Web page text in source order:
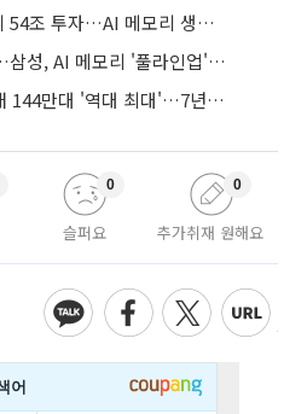
SK하이닉스, 용인·청주에 54조 투자…AI 메모리 생산기지 키운다
D램·낸드 모두 세계 1위…삼성, AI 메모리 '풀라인업'으로 승부
갤럭시 Z 폴드8, 사전판매 144만대 '역대 최대'…7년만에 갤노트10 기록 넘어
슬퍼요
0
추가취재 원해요
0